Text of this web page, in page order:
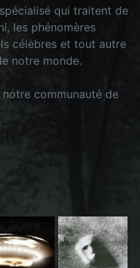
qui traitent de
les phénomères
célèbres et tout autre
notre monde.
communauté de